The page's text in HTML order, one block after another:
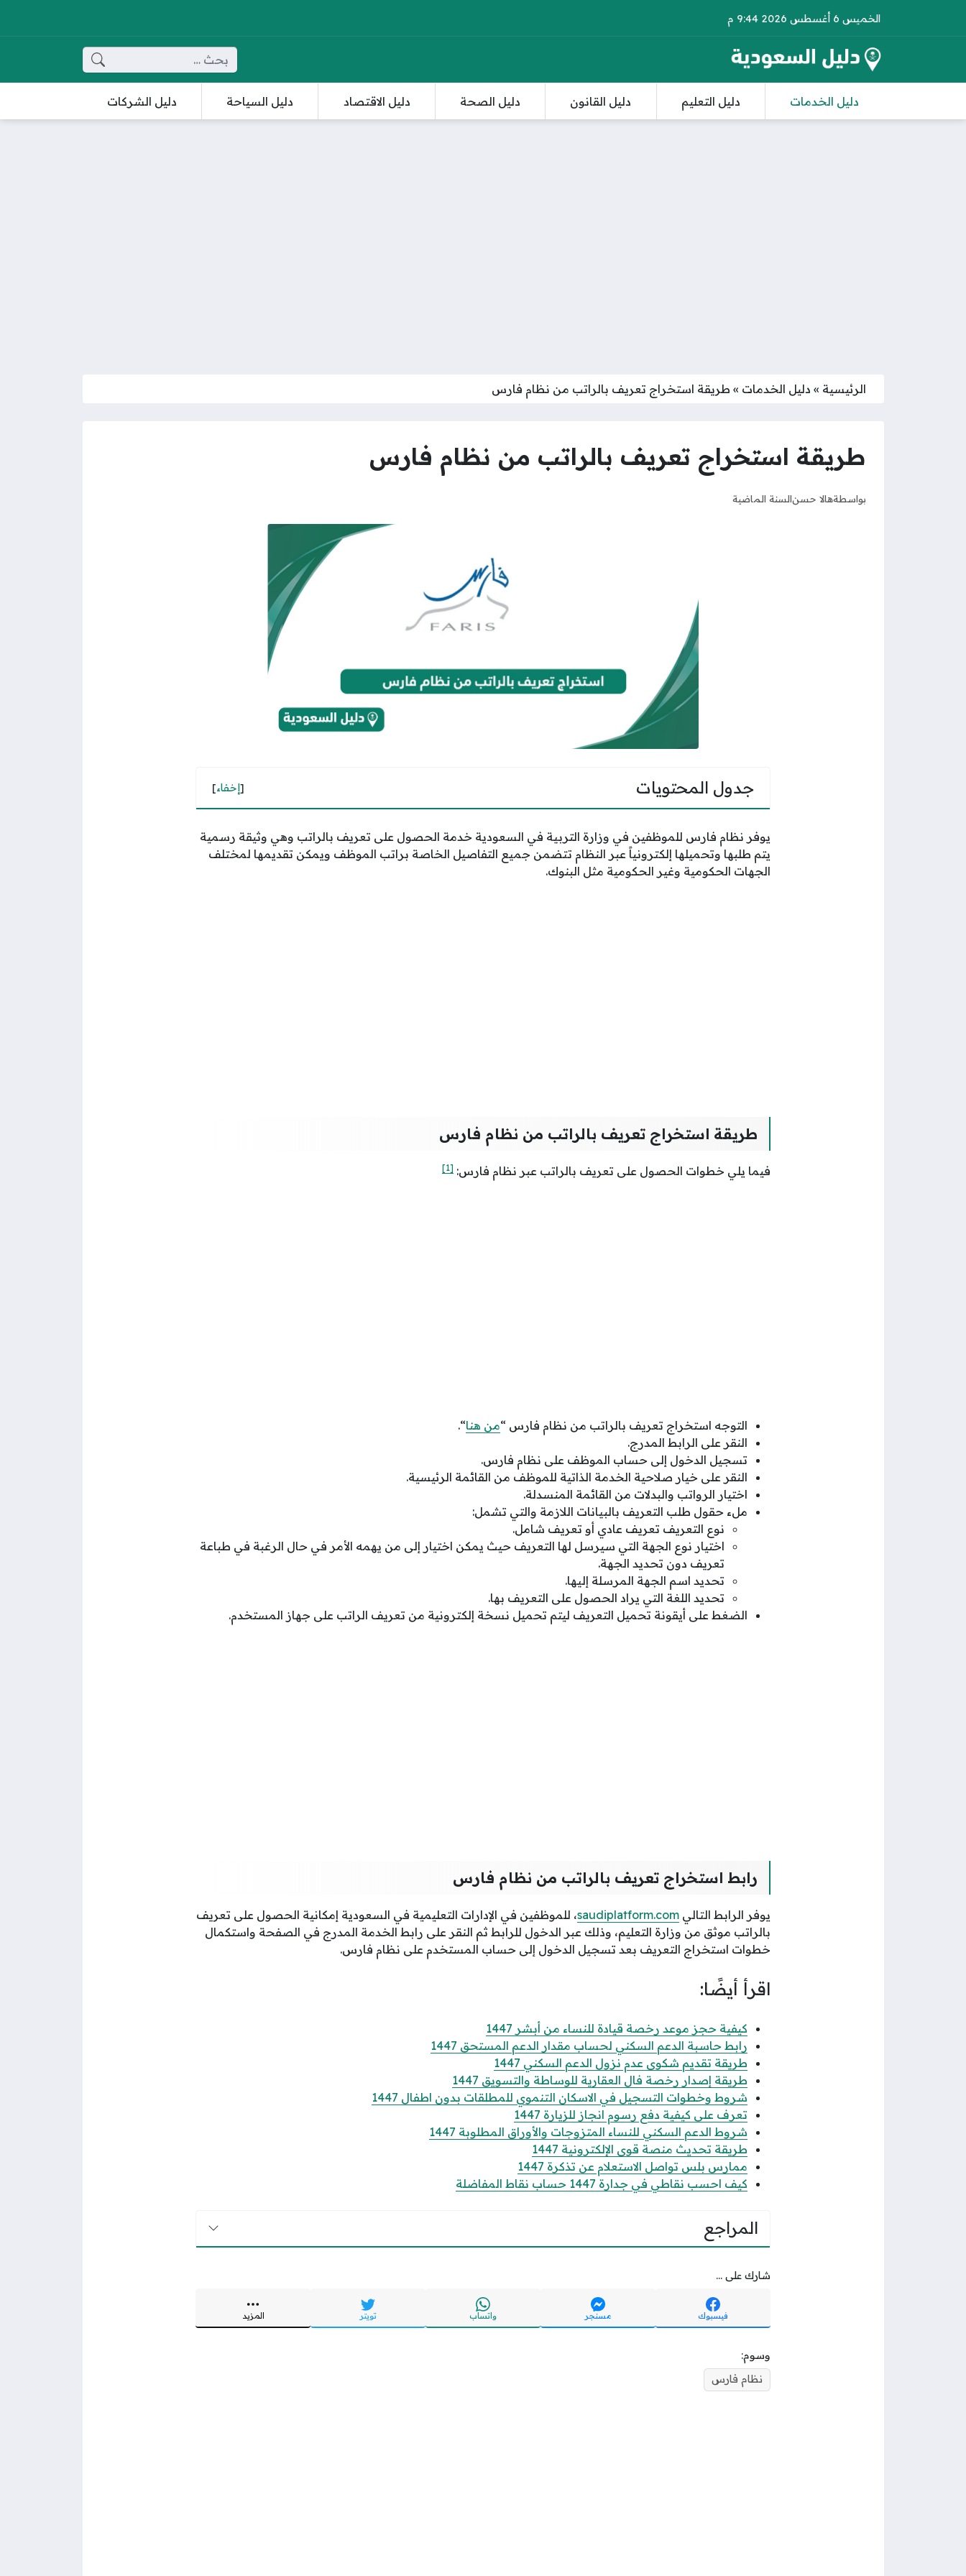
الخميس 6 أغسطس 2026 9:44 م
البحث عن:
دليل الخدمات دليل التعليم دليل القانون دليل الصحة دليل الاقتصاد دليل السياحة دليل الشركات
الرئيسية » دليل الخدمات » طريقة استخراج تعريف بالراتب من نظام فارس
طريقة استخراج تعريف بالراتب من نظام فارس
بواسطةهالا حسنالسنة الماضية
جدول المحتويات [إخفاء]
يوفر نظام فارس للموظفين في وزارة التربية في السعودية خدمة الحصول على تعريف بالراتب وهي وثيقة رسمية
يتم طلبها وتحميلها إلكترونياً عبر النظام تتضمن جميع التفاصيل الخاصة براتب الموظف ويمكن تقديمها لمختلف
الجهات الحكومية وغير الحكومية مثل البنوك.
طريقة استخراج تعريف بالراتب من نظام فارس
فيما يلي خطوات الحصول على تعريف بالراتب عبر نظام فارس: [1]
التوجه استخراج تعريف بالراتب من نظام فارس “من هنا“.
النقر على الرابط المدرج.
تسجيل الدخول إلى حساب الموظف على نظام فارس.
النقر على خيار صلاحية الخدمة الذاتية للموظف من القائمة الرئيسية.
اختيار الرواتب والبدلات من القائمة المنسدلة.
ملء حقول طلب التعريف بالبيانات اللازمة والتي تشمل:
نوع التعريف تعريف عادي أو تعريف شامل.
اختيار نوع الجهة التي سيرسل لها التعريف حيث يمكن اختيار إلى من يهمه الأمر في حال الرغبة في طباعة
تعريف دون تحديد الجهة.
تحديد اسم الجهة المرسلة إليها.
تحديد اللغة التي يراد الحصول على التعريف بها.
الضغط على أيقونة تحميل التعريف ليتم تحميل نسخة إلكترونية من تعريف الراتب على جهاز المستخدم.
رابط استخراج تعريف بالراتب من نظام فارس
يوفر الرابط التالي saudiplatform.com، للموظفين في الإدارات التعليمية في السعودية إمكانية الحصول على تعريف
بالراتب موثق من وزارة التعليم، وذلك عبر الدخول للرابط ثم النقر على رابط الخدمة المدرج في الصفحة واستكمال
خطوات استخراج التعريف بعد تسجيل الدخول إلى حساب المستخدم على نظام فارس.
اقرأ أيضًا:
كيفية حجز موعد رخصة قيادة للنساء من أبشر 1447
رابط حاسبة الدعم السكني لحساب مقدار الدعم المستحق 1447
طريقة تقديم شكوى عدم نزول الدعم السكني 1447
طريقة إصدار رخصة فال العقارية للوساطة والتسويق 1447
شروط وخطوات التسجيل في الاسكان التنموي للمطلقات بدون اطفال 1447
تعرف على كيفية دفع رسوم انجاز للزيارة 1447
شروط الدعم السكني للنساء المتزوجات والأوراق المطلوبة 1447
طريقة تحديث منصة قوى الإلكترونية 1447
ممارس بلس تواصل الاستعلام عن تذكرة 1447
كيف احسب نقاطي في جدارة 1447 حساب نقاط المفاضلة
المراجع
شارك على ...
فيسبوك مسنجر واتساب تويتر المزيد
وسوم:
نظام فارس